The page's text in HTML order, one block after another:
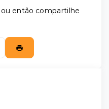
então compartilhe